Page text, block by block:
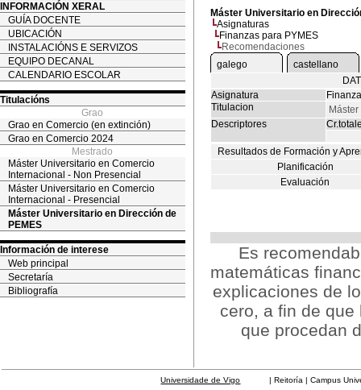
INFORMACIÓN XERAL
GUÍA DOCENTE
UBICACIÓN
INSTALACIÓNS E SERVIZOS
EQUIPO DECANAL
CALENDARIO ESCOLAR
Titulacións
Grao
Grao en Comercio (en extinción)
Grao en Comercio 2024
Mestrado
Máster Universitario en Comercio
Internacional - Non Presencial
Máster Universitario en Comercio
Internacional - Presencial
Máster Universitario en Dirección de
PEMES
Información de interese
Web principal
Secretaría
Bibliografía
Máster Universitario en
Asignaturas
Finanzas para PYMES
Recomendaciones
galego
castellano
Asignatura
Titulacion
Descriptores
Resultados de Formación y
Planificación
Evaluación
Es
matemáticas
explicaciones de
cero, a fin de
que procedan
Universidade de Vigo | Reitoría | Campus